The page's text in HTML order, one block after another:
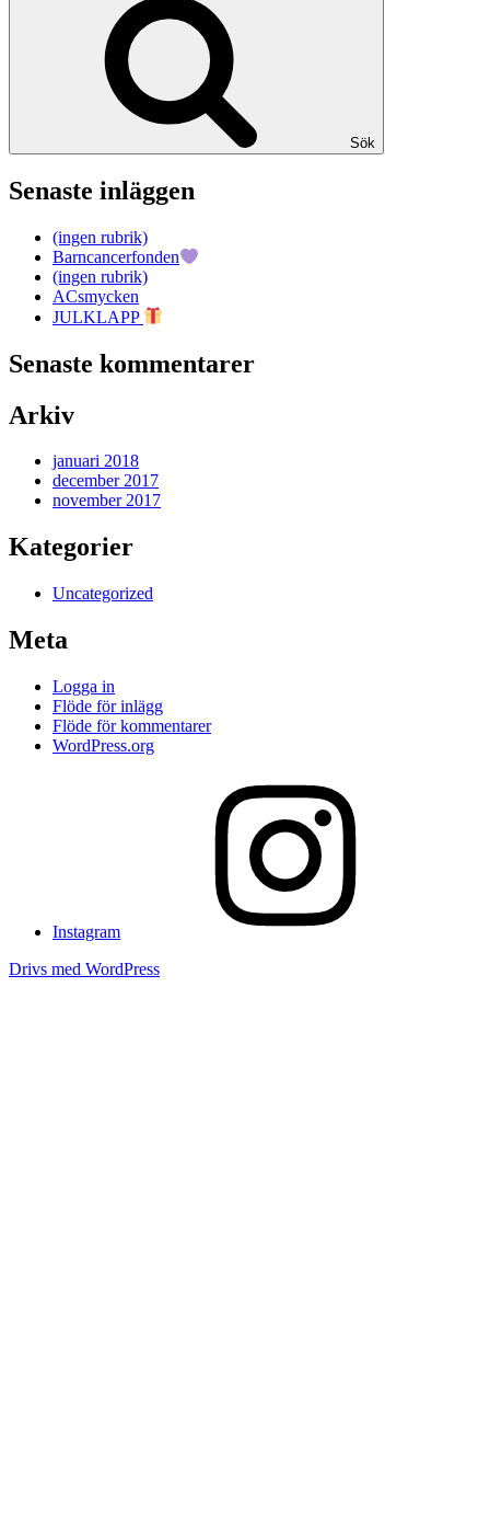
Sök
Senaste inläggen
(ingen rubrik)
Barncancerfonden
(ingen rubrik)
ACsmycken
JULKLAPP
Senaste kommentarer
Arkiv
januari 2018
december 2017
november 2017
Kategorier
Uncategorized
Meta
Logga in
Flöde för inlägg
Flöde för kommentarer
WordPress.org
Instagram
Drivs med WordPress